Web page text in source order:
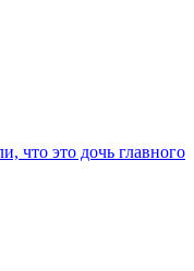
что это дочь главного